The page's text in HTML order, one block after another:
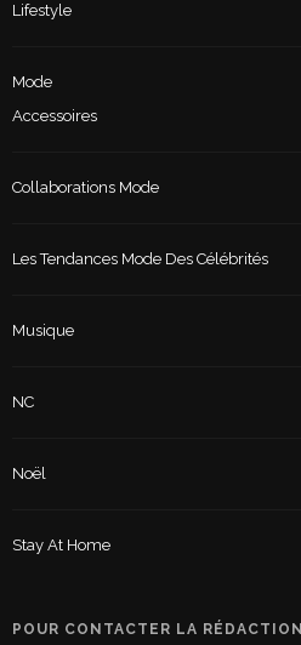
Lifestyle
Mode
Accessoires
Collaborations Mode
Les Tendances Mode Des Célébrités
Musique
NC
Noël
Stay At Home
POUR CONTACTER LA RÉDACTION